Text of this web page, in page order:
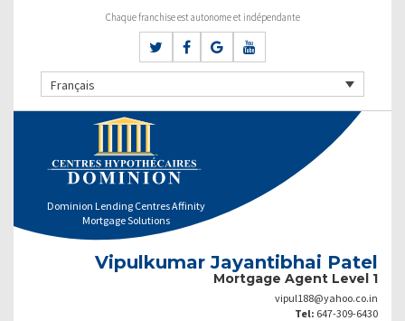
Chaque franchise est autonome et indépendante
Français
Dominion Lending Centres Affinity
Mortgage Solutions
Vipulkumar Jayantibhai Patel
Mortgage Agent Level 1
vipul188@yahoo.co.in
Tel: 647-309-6430